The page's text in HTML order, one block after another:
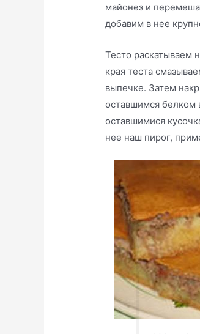
майонез и
добавим в нее
Тесто раскатываем
края теста
выпечке. Затем
оставшимся белком
оставшимися
нее наш пирог,